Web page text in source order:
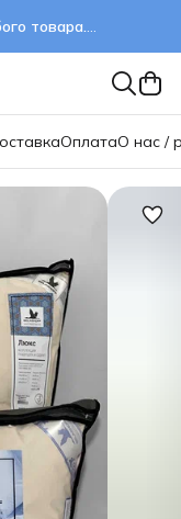
товара.
ОплатаО нас /